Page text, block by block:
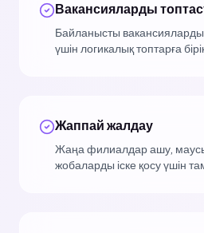
Вакансияларды
Байланысты
үшін логикалық топтарға
Жаппай жалдау
Жаңа филиалдар ашу,
жобаларды іске қосу үшін